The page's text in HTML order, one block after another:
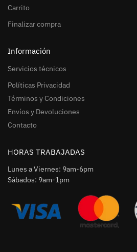
Carrito
Finalizar compra
Información
Servicios técnicos
Políticas Privacidad
Términos y Condiciones
Envíos y Devoluciones
Contacto
HORAS TRABAJADAS
Lunes a Viernes: 9am-6pm
Sábados: 9am-1pm